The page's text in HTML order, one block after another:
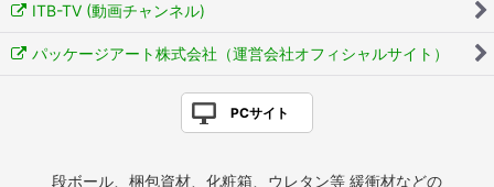
ITB-TV (動画チャンネル)
パッケージアート株式会社（運営会社オフィシャルサイト）
PCサイト
段ボール、梱包資材、化粧箱、ウレタン等 緩衝材などの